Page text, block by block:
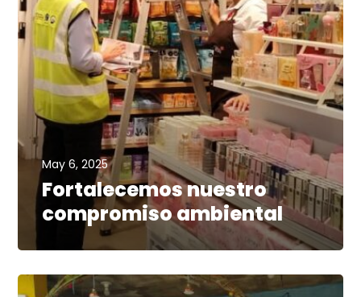
May 6, 2025
Fortalecemos nuestro
compromiso ambiental